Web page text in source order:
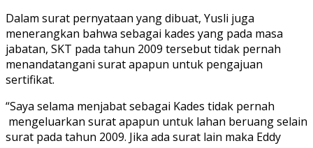
Dalam surat pernyataan yang dibuat, Yusli juga
menerangkan bahwa sebagai kades yang pada masa
jabatan, SKT pada tahun 2009 tersebut tidak pernah
menandatangani surat apapun untuk pengajuan
sertifikat.
“Saya selama menjabat sebagai Kades tidak pernah
mengeluarkan surat apapun untuk lahan beruang selain
surat pada tahun 2009. Jika ada surat lain maka Eddy